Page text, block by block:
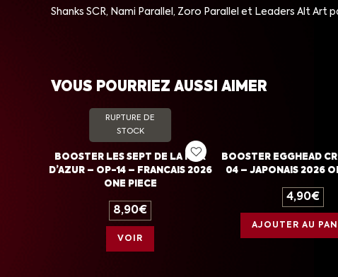
Shanks SCR, Nami Parallel, Zoro Parallel et Leaders Alt Art
VOUS POURRIEZ AUSSI AIMER
RUPTURE DE
STOCK
BOOSTER LES SEPT DE LA MER
D’AZUR – OP-14 – FRANCAIS 2026
ONE PIECE
8,90€
VOIR
BOOSTER EGGHEAD
04 – JAPONAIS 2026
4,90€
AJOUTER AU